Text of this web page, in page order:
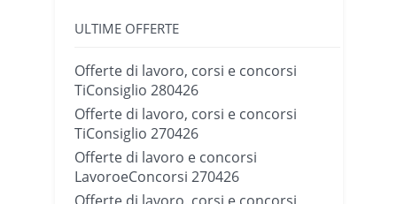
ULTIME OFFERTE
Offerte di lavoro, corsi e concorsi
TiConsiglio 280426
Offerte di lavoro, corsi e concorsi
TiConsiglio 270426
Offerte di lavoro e concorsi
LavoroeConcorsi 270426
Offerte di lavoro, corsi e concorsi